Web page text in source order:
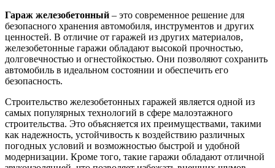
Гараж железобетонный – это современное решение для
безопасного хранения автомобиля, инструментов и других
ценностей. В отличие от гаражей из других материалов,
железобетонные гаражи обладают высокой прочностью,
долговечностью и огнестойкостью. Они позволяют сохранить
автомобиль в идеальном состоянии и обеспечить его
безопасность.
Строительство железобетонных гаражей является одной из
самых популярных технологий в сфере малоэтажного
строительства. Это объясняется их преимуществами, такими
как надежность, устойчивость к воздействию различных
погодных условий и возможностью быстрой и удобной
модернизации. Кроме того, такие гаражи обладают отличной